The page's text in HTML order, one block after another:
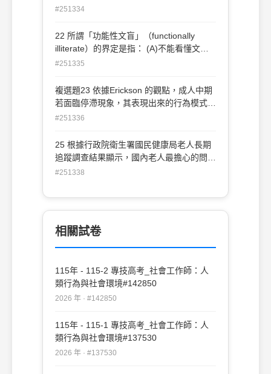
觀點 (B)性侵害犯罪之案件，審判需公開，
人員於執行勤務知有性侵犯罪情事者，至遲
必須在48小時通報當地主管機關 (D)預防強
#251334
22 所謂「功能性文盲」（functionally
illiterate）的界定是指： (A)不能看懂文字
涵義的人 (B)看不懂文字，卻可以藉聽力了
應社會需求的人 (D)暫時性對文字失去使用
能力的人
#251335
複選題23 依據Erickson 的觀點，成人中期
若面臨停滯現象，其表現出來的行為模式不
包含下列那一項？ (A)無法適應生活挑戰(B)
盡所有累積的財富(D)感覺自己的能力有
限，資源不足
#251336
25 根據行政院衛生署國民健康局老人長期
追蹤調查結果顯示，國內老人最擔心的問題
是下列那一項？ (A)健康問題 (B)經濟來源
#251338
相關試卷
115年 - 115-2 專技高考_社會工作師：人
類行為與社會環境#142850
2026 年 · #142850
115年 - 115-1 專技高考_社會工作師：人
類行為與社會環境#137530
2026 年 · #137530